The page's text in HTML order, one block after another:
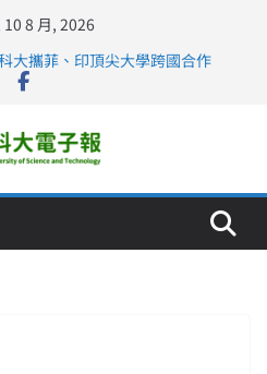
10 8 月, 2026
攜菲、印頂尖大學跨國合作
團、美容學校收穫豐
結策略聯盟 培育護理尖兵
遠見》醫學大學第5名 辦學實力再